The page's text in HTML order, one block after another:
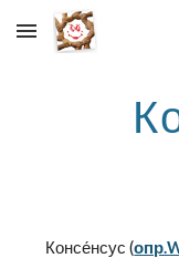
Skip to main content
    Консе́нсус (